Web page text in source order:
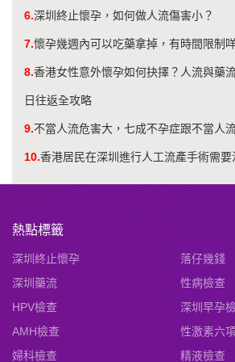
6.​深圳終止懷孕，如何做人流傷害小？
7.懷孕幾週內可以吃藥拿掉，有時間限制
8.香港女性意外懷孕如何抉擇？人流與藥
日往返全攻略
9.不當人流危害大，七成不孕症跟不當人
10.香港居民在深圳進行人工流產手術需要
熱點標籤
深圳終止懷孕
落仔幾錢
深圳藥流
性病檢查
HPV檢查
深圳早孕
AMH檢查
性激素六
婦科檢查
精液檢查